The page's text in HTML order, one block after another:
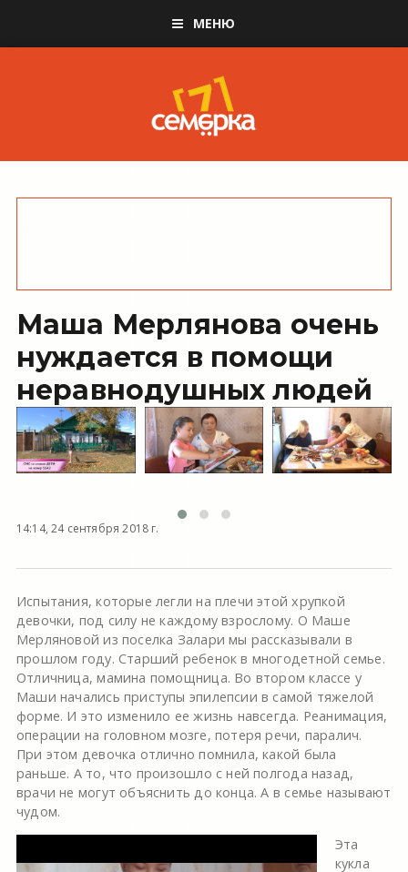
МЕНЮ
Маша Мерлянова очень
нуждается в помощи
неравнодушных людей
14:14, 24 сентября 2018 г.
Испытания, которые легли на плечи этой хрупкой
девочки, под силу не каждому взрослому. О Маше
Мерляновой из поселка Залари мы рассказывали в
прошлом году. Старший ребенок в многодетной семье.
Отличница, мамина помощница. Во втором классе у
Маши начались приступы эпилепсии в самой тяжелой
форме. И это изменило ее жизнь навсегда. Реанимация,
операции на головном мозге, потеря речи, паралич.
При этом девочка отлично помнила, какой была
раньше. А то, что произошло с ней полгода назад,
врачи не могут объяснить до конца. А в семье называют
чудом.
Эта
кукла